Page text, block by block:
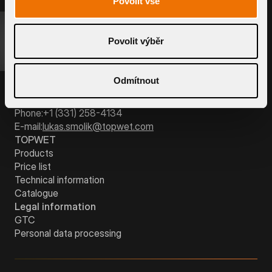
Povolit výběr
Odmítnout
INQUIRE PRODUCT
TOPWET Inc.
Burr Ridge, Illinois 60527
Customer support
Phone:+1 (331) 258-4134
E-mail:lukas.smolik@topwet.com
TOPWET
Products
Price list
Technical information
Catalogue
Legal information
GTC
Personal data processing